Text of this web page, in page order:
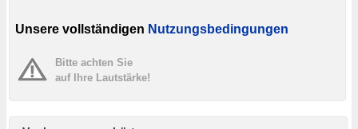
Unsere vollständigen Nutzungsbedingungen
Bitte achten Sie
auf Ihre Lautstärke!